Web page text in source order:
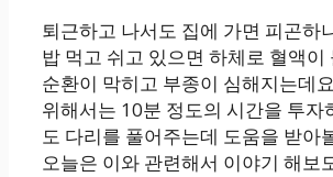
퇴근하고 나서도 집에 가면 피곤하
밥 먹고 쉬고 있으면 하체로 혈액이
순환이 막히고 부종이 심해지는데
위해서는 10분 정도의 시간을 투자
도 다리를 풀어주는데 도움을 받아
오늘은 이와 관련해서 이야기 해보